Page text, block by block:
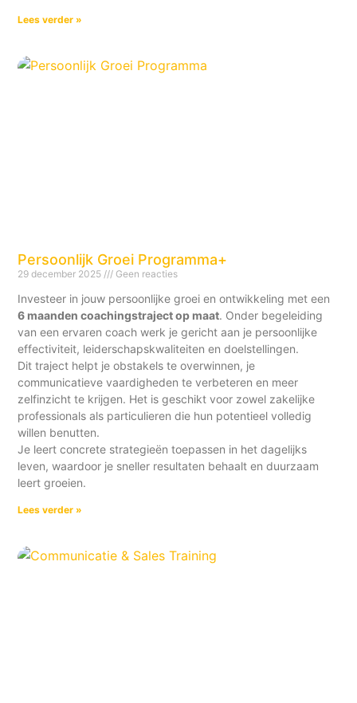
Lees verder »
Persoonlijk Groei Programma+
29 december 2025 Geen reacties
Investeer in jouw persoonlijke groei en ontwikkeling met een
6 maanden coachingstraject op maat. Onder begeleiding
van een ervaren coach werk je gericht aan je persoonlijke
effectiviteit, leiderschapskwaliteiten en doelstellingen.
Dit traject helpt je obstakels te overwinnen, je
communicatieve vaardigheden te verbeteren en meer
zelfinzicht te krijgen. Het is geschikt voor zowel zakelijke
professionals als particulieren die hun potentieel volledig
willen benutten.
Je leert concrete strategieën toepassen in het dagelijks
leven, waardoor je sneller resultaten behaalt en duurzaam
leert groeien.
Lees verder »